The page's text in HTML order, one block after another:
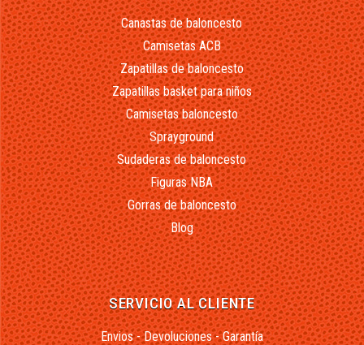
Canastas de baloncesto
Camisetas ACB
Zapatillas de baloncesto
Zapatillas basket para niños
Camisetas baloncesto
Sprayground
Sudaderas de baloncesto
Figuras NBA
Gorras de baloncesto
Blog
SERVICIO AL CLIENTE
Envios - Devoluciones - Garantía